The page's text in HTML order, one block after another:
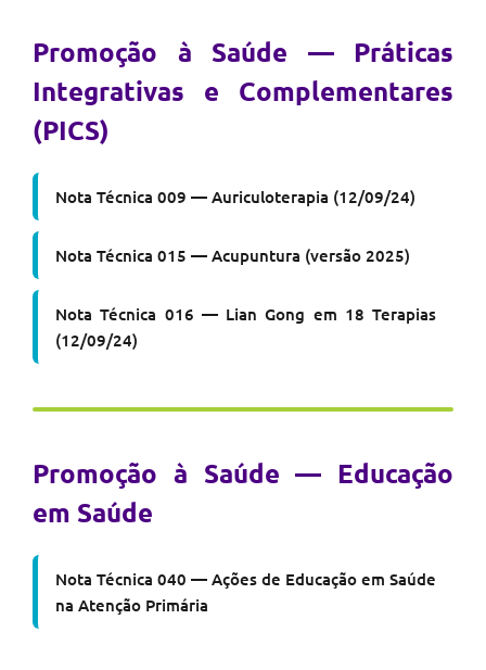
Promoção à Saúde — Práticas
Integrativas e Complementares
(PICS)
Nota Técnica 009 — Auriculoterapia (12/09/24)
Nota Técnica 015 — Acupuntura (versão 2025)
Nota Técnica 016 — Lian Gong em 18 Terapias
(12/09/24)
Promoção à Saúde — Educação
em Saúde
Nota Técnica 040 — Ações de Educação em Saúde
na Atenção Primária